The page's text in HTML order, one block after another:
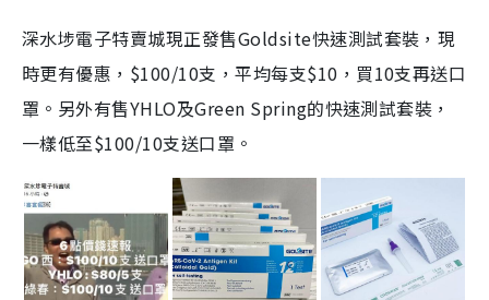
深水埗電子特賣城現正發售Goldsite快速測試套裝，現
時更有優惠，$100/10支，平均每支$10，買10支再送口
罩。另外有售YHLO及Green Spring的快速測試套裝，
一樣低至$100/10支送口罩。